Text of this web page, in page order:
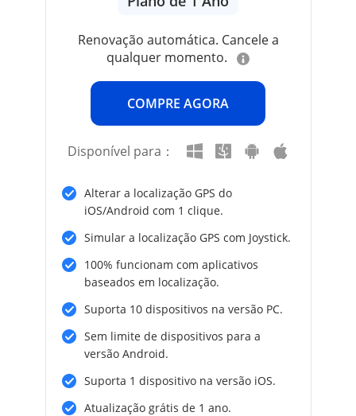
Renovação automática. Cancele a
qualquer momento.
COMPRE AGORA
Disponível para：
Alterar a localização GPS do
iOS/Android com 1 clique.
Simular a localização GPS com Joystick.
100% funcionam com aplicativos
baseados em localização.
Suporta 10 dispositivos na versão PC.
Sem limite de dispositivos para a
versão Android.
Suporta 1 dispositivo na versão iOS.
Atualização grátis de 1 ano.